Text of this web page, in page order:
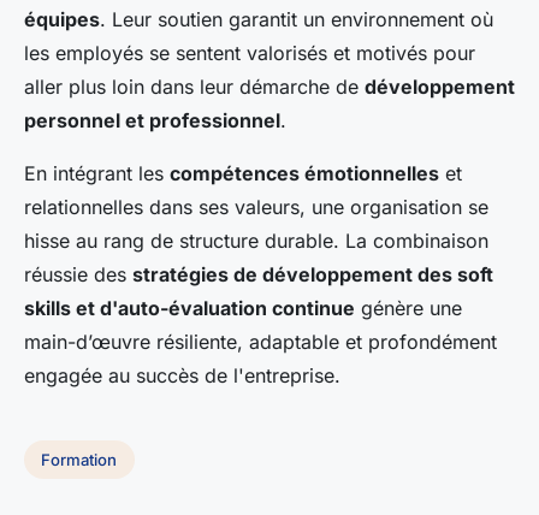
équipes. Leur soutien garantit un environnement où
les employés se sentent valorisés et motivés pour
aller plus loin dans leur démarche de développement
personnel et professionnel.
En intégrant les compétences émotionnelles et
relationnelles dans ses valeurs, une organisation se
hisse au rang de structure durable. La combinaison
réussie des stratégies de développement des soft
skills et d'auto-évaluation continue génère une
main-d’œuvre résiliente, adaptable et profondément
engagée au succès de l'entreprise.
Formation